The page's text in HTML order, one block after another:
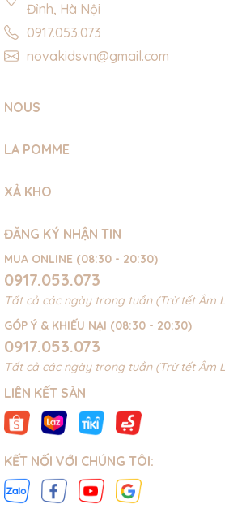
Đỉnh, Hà Nội
0917.053.073
novakidsvn@gmail.com
NOUS
LA POMME
XẢ KHO
ĐĂNG KÝ NHẬN TIN
MUA ONLINE (08:30 - 20:30)
0917.053.073
Tất cả các ngày trong tuần (Trừ tết Âm
GÓP Ý & KHIẾU NẠI (08:30 - 20:30)
0917.053.073
Tất cả các ngày trong tuần (Trừ tết Âm
LIÊN KẾT SÀN
KẾT NỐI VỚI CHÚNG TÔI: